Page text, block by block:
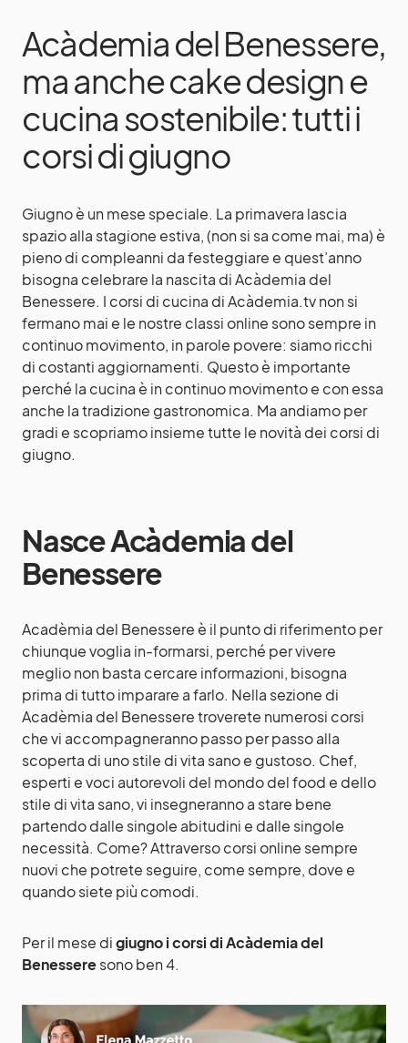
Acàdemia del Benessere,
ma anche cake design e
cucina sostenibile: tutti i
corsi di giugno
Giugno è un mese speciale. La primavera lascia
spazio alla stagione estiva, (non si sa come mai, ma) è
pieno di compleanni da festeggiare e quest’anno
bisogna celebrare la nascita diAcàdemia del
Benessere. I corsi di cucina di Acàdemia.tv non si
fermano mai e le nostre classi online sono sempre in
continuo movimento, in parole povere: siamo ricchi
di costanti aggiornamenti. Questo è importante
perché la cucina è in continuo movimento e con essa
anche la tradizione gastronomica. Ma andiamo per
gradi e scopriamo insieme tutte le novità dei corsi di
giugno.
Nasce Acàdemia del
Benessere
Acadèmia del Benessere è il punto di riferimento per
chiunque voglia in-formarsi, perché per vivere
meglio non basta cercare informazioni, bisogna
prima di tutto imparare a farlo. Nella sezione di
Acadèmia del Benessere troverete numerosi corsi
che vi accompagneranno passo per passo alla
scoperta di uno stile di vita sano e gustoso. Chef,
esperti e voci autorevoli del mondo del food e dello
stile di vita sano, vi insegneranno a stare bene
partendo dalle singole abitudini e dalle singole
necessità. Come? Attraverso corsi online sempre
nuovi che potrete seguire, come sempre, dove e
quando siete più comodi.
Per il mese digiugno i corsi di Acàdemia del
Benesseresono ben 4.